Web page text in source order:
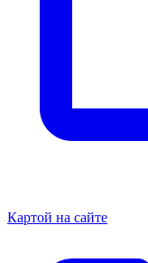
Картой на сайте